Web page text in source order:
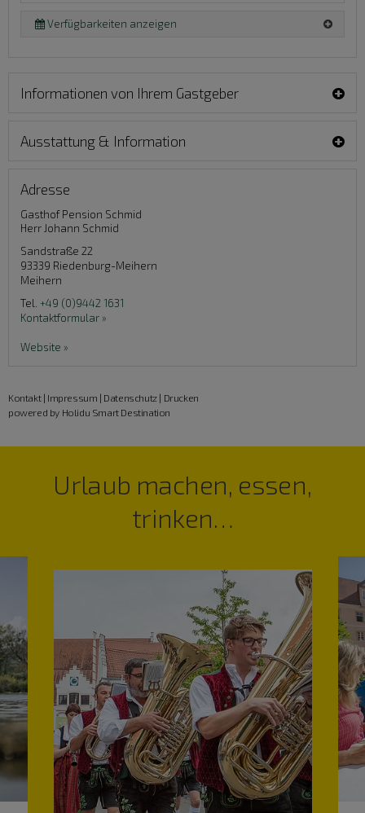
Verfügbarkeiten anzeigen
Informationen von Ihrem Gastgeber
Ausstattung & Information
Adresse
Gasthof Pension Schmid
Herr Johann Schmid
Sandstraße 22
93339 Riedenburg-Meihern
Meihern
Tel. +49 (0)9442 1631
Kontaktformular »
Website »
Kontakt| Impressum | Datenschutz| Drucken
powered by Holidu Smart Destination
Urlaub machen, essen,
trinken…